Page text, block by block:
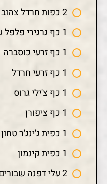
2 כפות חרדל צהוב
1 כף גרגירי פלפל שחור
1 כף זרעי כוסברה
1 כף זרעי חרדל
1 כף צ'ילי גרוס
1 כף ציפורן
1 כפית ג'ינג'ר טחון
1 כפית קינמון
2 עלי דפנה שבורים לחתיכות